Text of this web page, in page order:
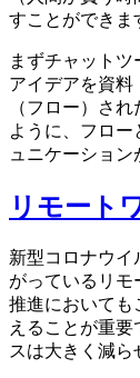
すことができま
まずチャット
アイデアを資料
（フロー）さ
ように、フロー
ュニケーション
リモート
新型コロナウイ
がっているリモ
推進においても
えることが重
スは大きく減ら